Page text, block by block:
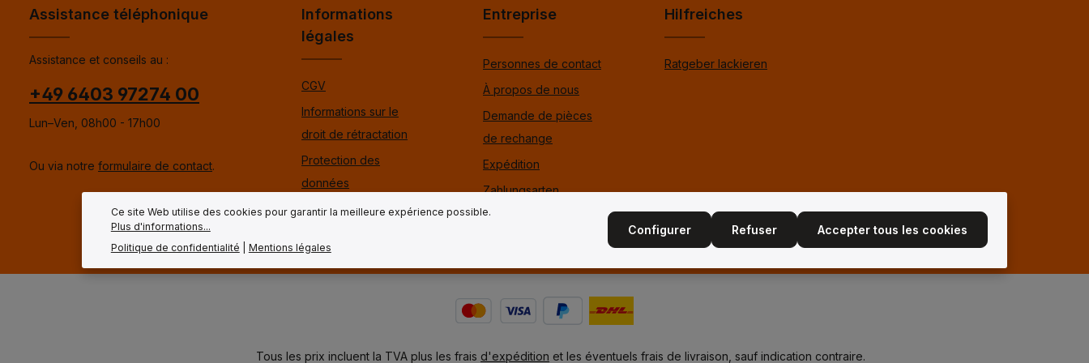
Assistance téléphonique
Assistance et conseils au :
+49 6403 97274 00
Lun–Ven, 08h00 - 17h00
Ou via notre formulaire de contact.
Informations
légales
CGV
Informations sur le
droit de rétractation
Protection des
données
Mentions légales
Entreprise
Personnes de contact
À propos de nous
Demande de pièces
de rechange
Expédition
Zahlungsarten
Hilfreiches
Ratgeber lackieren
Tous les prix incluent la TVA plus les frais d'expédition et les éventuels frais de livraison, sauf indication contraire.
Ce site Web utilise des cookies pour garantir la meilleure expérience possible.
Plus d'informations...
Politique de confidentialité
Mentions légales
Refuser
Configurer Accepter tous les cookies